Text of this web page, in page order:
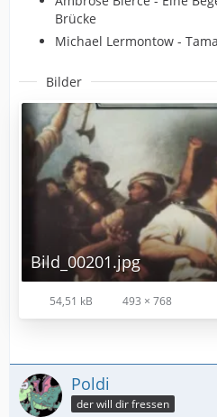
Brücke
Michael Lermontow -
Bilder
Bild_00201.jpg
54,51 kB 493 × 768
Poldi
der will dir fressen